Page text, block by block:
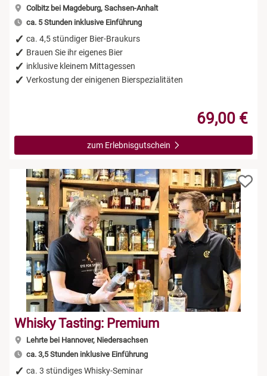
Colbitz bei Magdeburg, Sachsen-Anhalt
ca. 5 Stunden inklusive Einführung
ca. 4,5 stündiger Bier-Braukurs
Brauen Sie ihr eigenes Bier
inklusive kleinem Mittagessen
Verkostung der einigenen Bierspezialitäten
69,00 €
zum Erlebnisgutschein
Whisky Tasting: Premium
Lehrte bei Hannover, Niedersachsen
ca. 3,5 Stunden inklusive Einführung
ca. 3 stündiges Whisky-Seminar